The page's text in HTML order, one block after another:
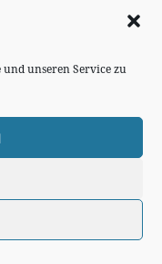
unseren Service zu